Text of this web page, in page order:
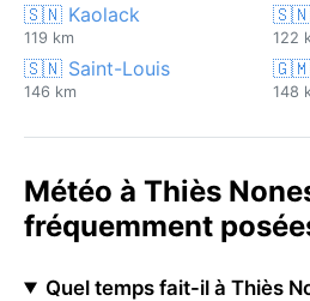
🇸🇳 Kaolack
119 km
🇸🇳
122
🇸🇳 Saint-Louis
146 km
🇬🇲
148
Météo à Thiès
fréquemment
Quel temps fait-il à Thiès